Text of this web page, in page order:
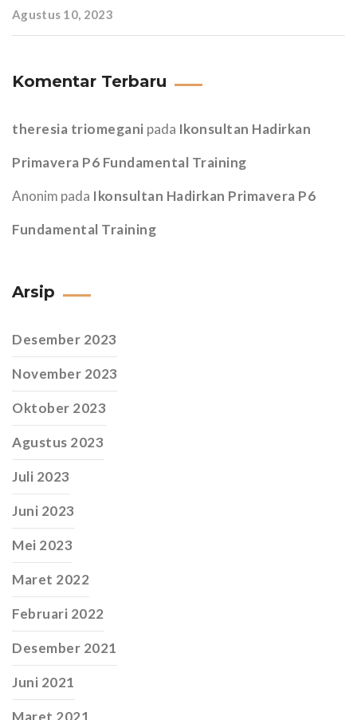
Agustus 10, 2023
Komentar Terbaru
theresia triomegani pada Ikonsultan Hadirkan
Primavera P6 Fundamental Training
Anonim pada Ikonsultan Hadirkan Primavera P6
Fundamental Training
Arsip
Desember 2023
November 2023
Oktober 2023
Agustus 2023
Juli 2023
Juni 2023
Mei 2023
Maret 2022
Februari 2022
Desember 2021
Juni 2021
Maret 2021